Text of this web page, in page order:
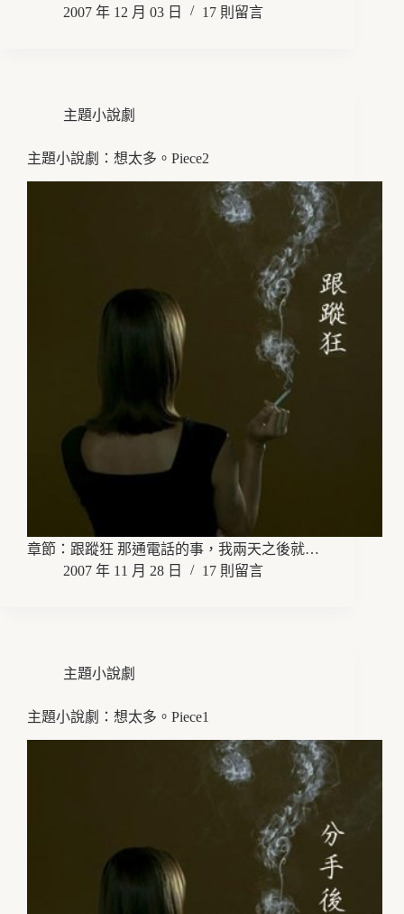
2007 年 12 月 03 日
17 則留言
主題小說劇
主題小說劇：想太多。Piece2
章節：跟蹤狂 那通電話的事，我兩天之後就…
2007 年 11 月 28 日
17 則留言
主題小說劇
主題小說劇：想太多。Piece1